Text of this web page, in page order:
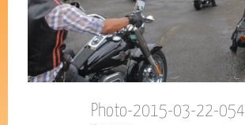
Photo-2015-03-22-054